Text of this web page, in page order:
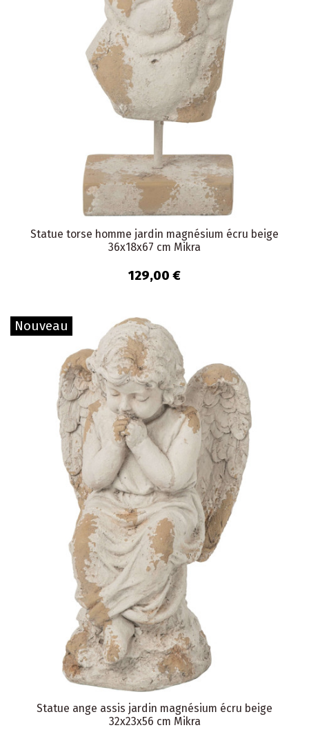
Statue torse homme jardin magnésium écru beige
36x18x67 cm Mikra
129,00 €
Nouveau
Statue ange assis jardin magnésium écru beige
32x23x56 cm Mikra